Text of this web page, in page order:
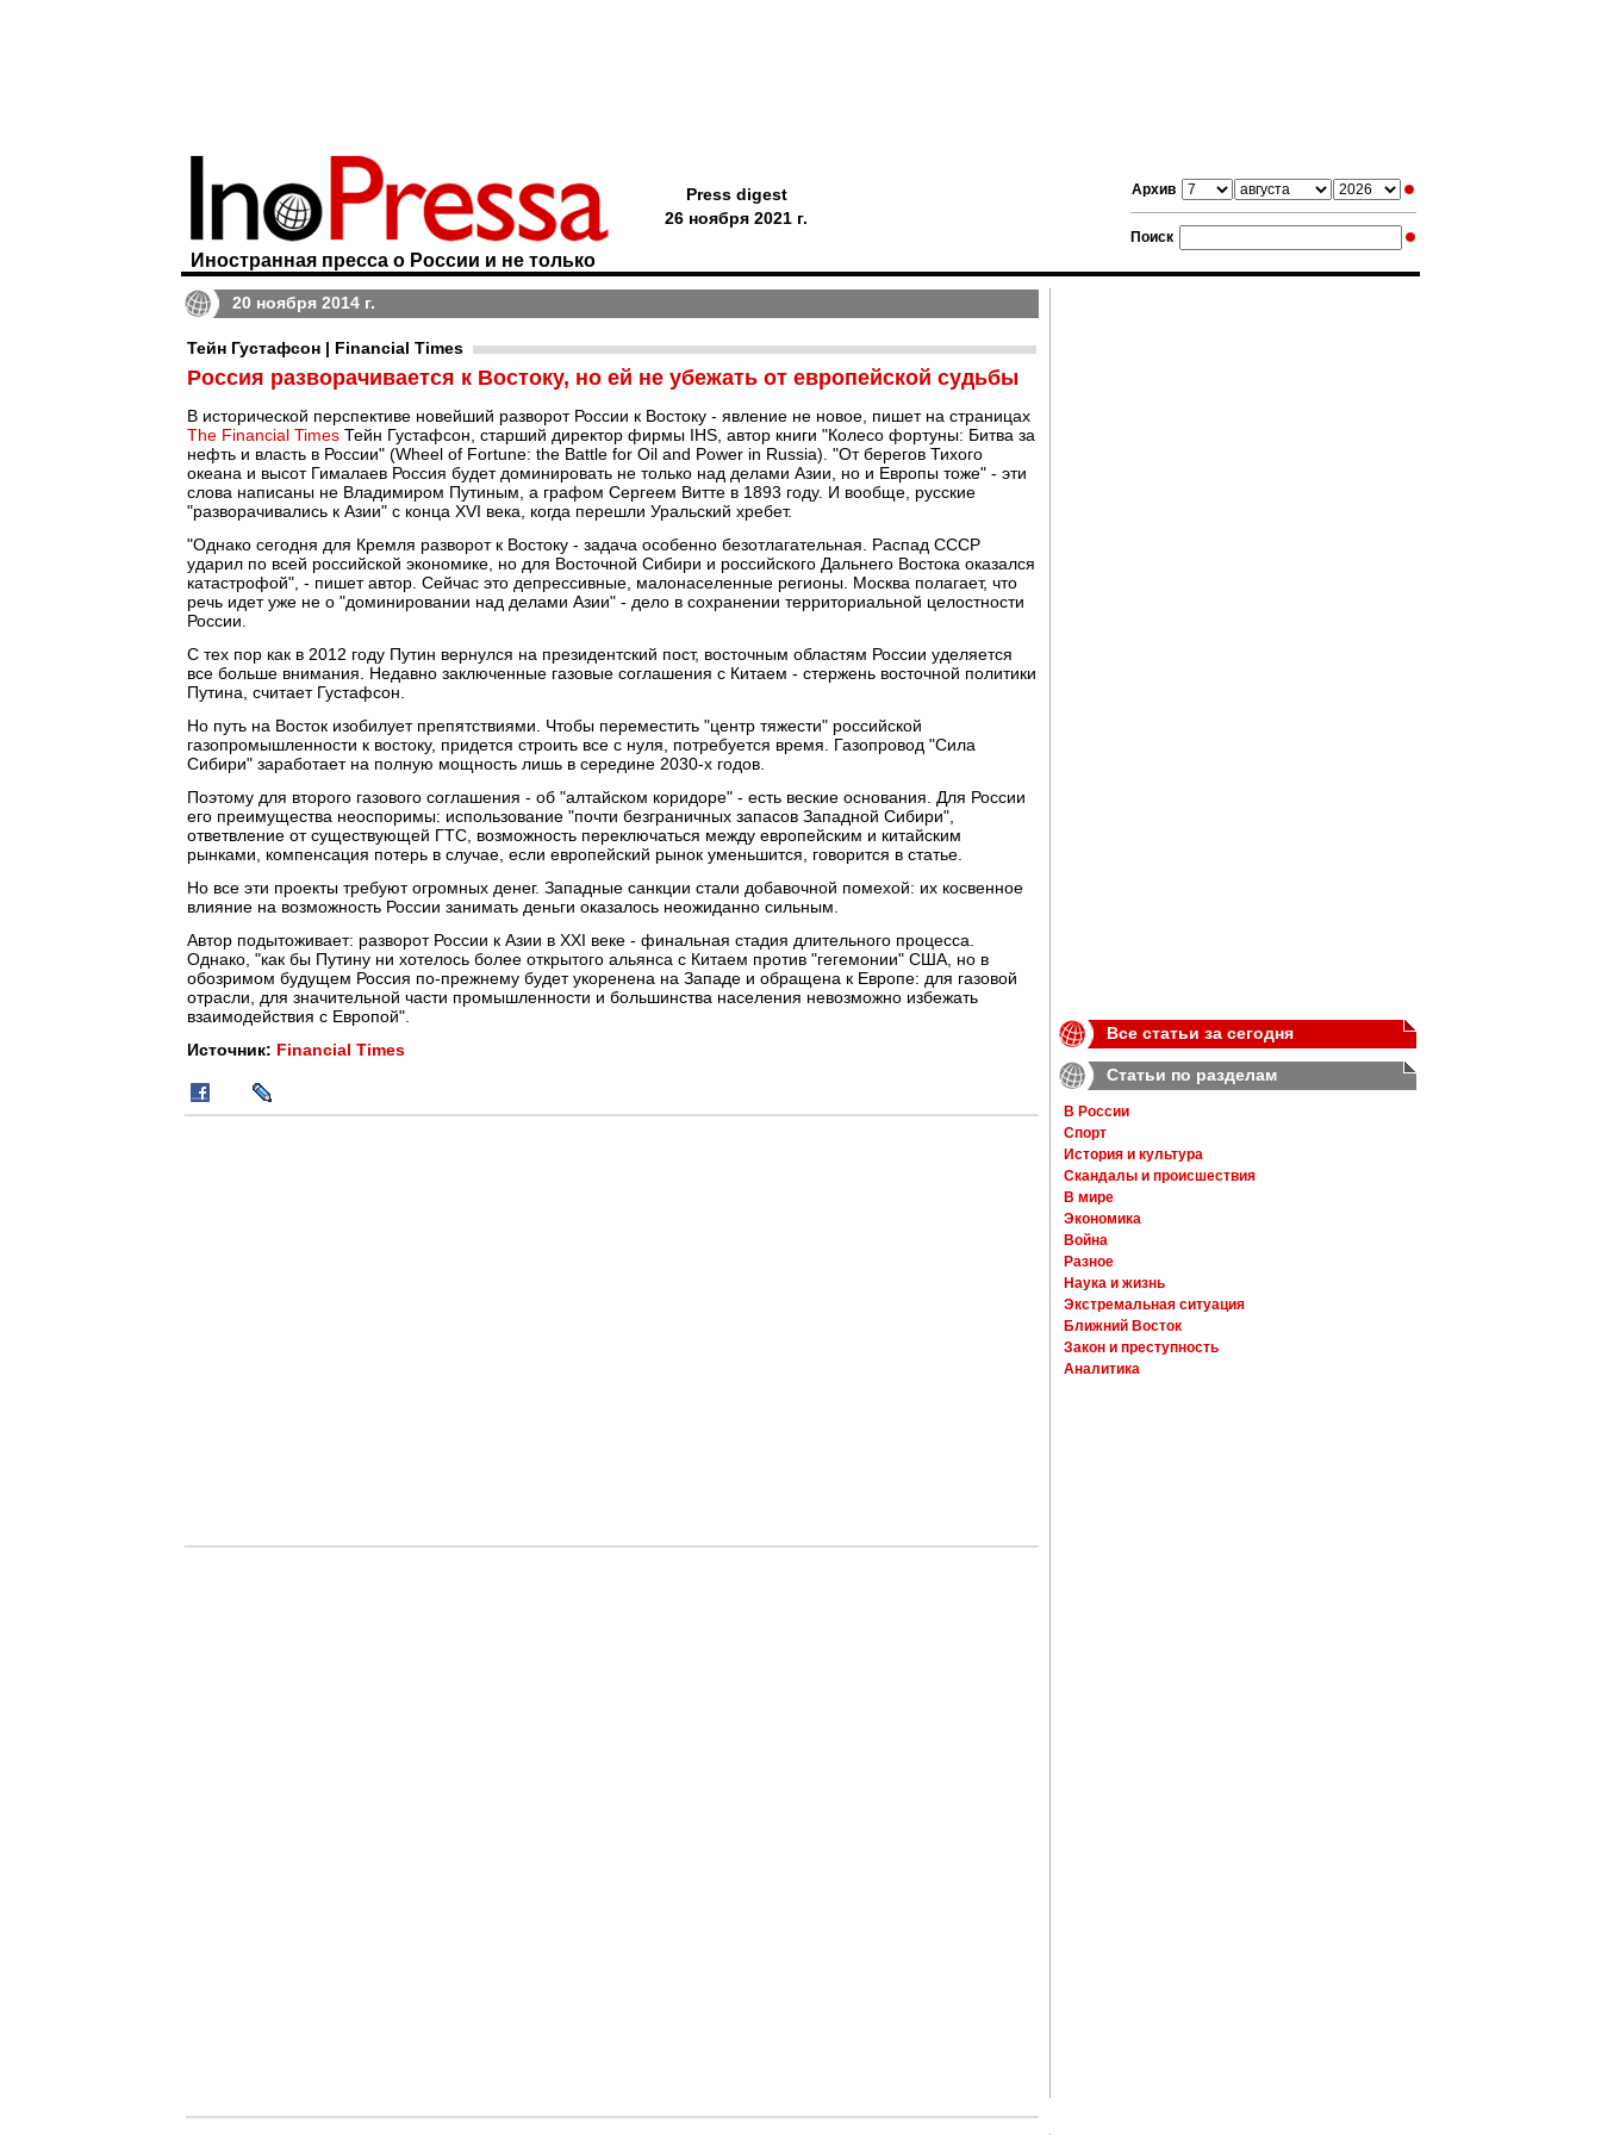
Архив
Поиск
Иностранная пресса о России и не только
Press digest
26 ноября 2021 г.
20 ноября 2014 г.
Тейн Густафсон | Financial Times
Россия разворачивается к Востоку, но ей не убежать от европейской судьбы
В исторической перспективе новейший разворот России к Востоку - явление не новое, пишет на страницах
The Financial Times Тейн Густафсон, старший директор фирмы IHS, автор книги "Колесо фортуны: Битва за
нефть и власть в России" (Wheel of Fortune: the Battle for Oil and Power in Russia). "От берегов Тихого
океана и высот Гималаев Россия будет доминировать не только над делами Азии, но и Европы тоже" - эти
слова написаны не Владимиром Путиным, а графом Сергеем Витте в 1893 году. И вообще, русские
"разворачивались к Азии" с конца XVI века, когда перешли Уральский хребет.
"Однако сегодня для Кремля разворот к Востоку - задача особенно безотлагательная. Распад СССР
ударил по всей российской экономике, но для Восточной Сибири и российского Дальнего Востока оказался
катастрофой", - пишет автор. Сейчас это депрессивные, малонаселенные регионы. Москва полагает, что
речь идет уже не о "доминировании над делами Азии" - дело в сохранении территориальной целостности
России.
С тех пор как в 2012 году Путин вернулся на президентский пост, восточным областям России уделяется
все больше внимания. Недавно заключенные газовые соглашения с Китаем - стержень восточной политики
Путина, считает Густафсон.
Но путь на Восток изобилует препятствиями. Чтобы переместить "центр тяжести" российской
газопромышленности к востоку, придется строить все с нуля, потребуется время. Газопровод "Сила
Сибири" заработает на полную мощность лишь в середине 2030-х годов.
Поэтому для второго газового соглашения - об "алтайском коридоре" - есть веские основания. Для России
его преимущества неоспоримы: использование "почти безграничных запасов Западной Сибири",
ответвление от существующей ГТС, возможность переключаться между европейским и китайским
рынками, компенсация потерь в случае, если европейский рынок уменьшится, говорится в статье.
Но все эти проекты требуют огромных денег. Западные санкции стали добавочной помехой: их косвенное
влияние на возможность России занимать деньги оказалось неожиданно сильным.
Автор подытоживает: разворот России к Азии в XXI веке - финальная стадия длительного процесса.
Однако, "как бы Путину ни хотелось более открытого альянса с Китаем против "гегемонии" США, но в
обозримом будущем Россия по-прежнему будет укоренена на Западе и обращена к Европе: для газовой
отрасли, для значительной части промышленности и большинства населения невозможно избежать
взаимодействия с Европой".
Источник: Financial Times
Все статьи за сегодня
Статьи по разделам
В России
Спорт
История и культура
Скандалы и происшествия
В мире
Экономика
Война
Разное
Наука и жизнь
Экстремальная ситуация
Ближний Восток
Закон и преступность
Аналитика